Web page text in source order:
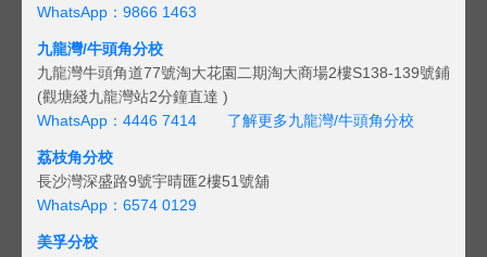
WhatsApp：9866 1463
九龍灣/牛頭角分校
九龍灣牛頭角道77號淘大花園二期淘大商場2樓S138-139號鋪
(觀塘綫九龍灣站2分鐘直達 )
WhatsApp：4446 7414
了解更多九龍灣/牛頭角分校
荔枝角分校
長沙灣深盛路9號宇晴匯2樓51號舖
WhatsApp：6574 0129
美孚分校